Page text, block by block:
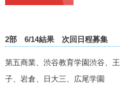
2部 6/14結果 次回日程募集
第五商業、渋谷教育学園渋谷、
子、岩倉、日大三、広尾学園